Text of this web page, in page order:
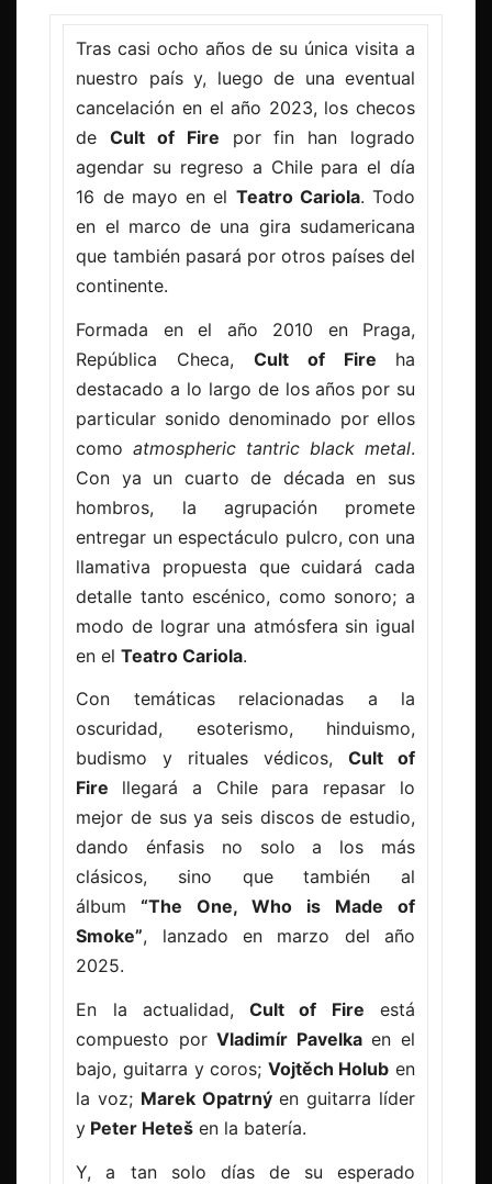
Tras casi ocho años de su única visita a
nuestro país y, luego de una eventual
cancelación en el año 2023, los checos
deCult of Fire por fin han logrado
agendar su regreso a Chile para el día
16 de mayo en el Teatro Cariola. Todo
en el marco de una gira sudamericana
que también pasará por otros países del
continente.
Formada en el año 2010 en Praga,
República Checa,Cult of Fire ha
destacado a lo largo de los años por su
particular sonido denominado por ellos
como atmospheric tantric black metal.
Con ya un cuarto de década en sus
hombros, la agrupación promete
entregar un espectáculo pulcro, con una
llamativa propuesta que cuidará cada
detalle tanto escénico, como sonoro; a
modo de lograr una atmósfera sin igual
en elTeatro Cariola.
Con temáticas relacionadas a la
oscuridad, esoterismo, hinduismo,
budismo y rituales védicos,Cult of
Fire llegará a Chile para repasar lo
mejor de sus ya seis discos de estudio,
dando énfasis no solo a los más
clásicos, sino que también al
álbum “The One, Who is Made of
Smoke”, lanzado en marzo del año
2025.
En la actualidad,Cult of Fire está
compuesto por Vladimír Pavelkaen el
bajo, guitarra y coros; Vojtěch Holub en
la voz; Marek Opatrnýen guitarra líder
y Peter Heteš en la batería.
Y, a tan solo días de su esperado